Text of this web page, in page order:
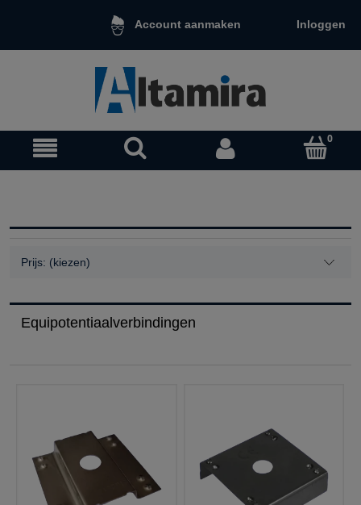
Account aanmaken Inloggen
Prijs: (kiezen)
Equipotentiaalverbindingen